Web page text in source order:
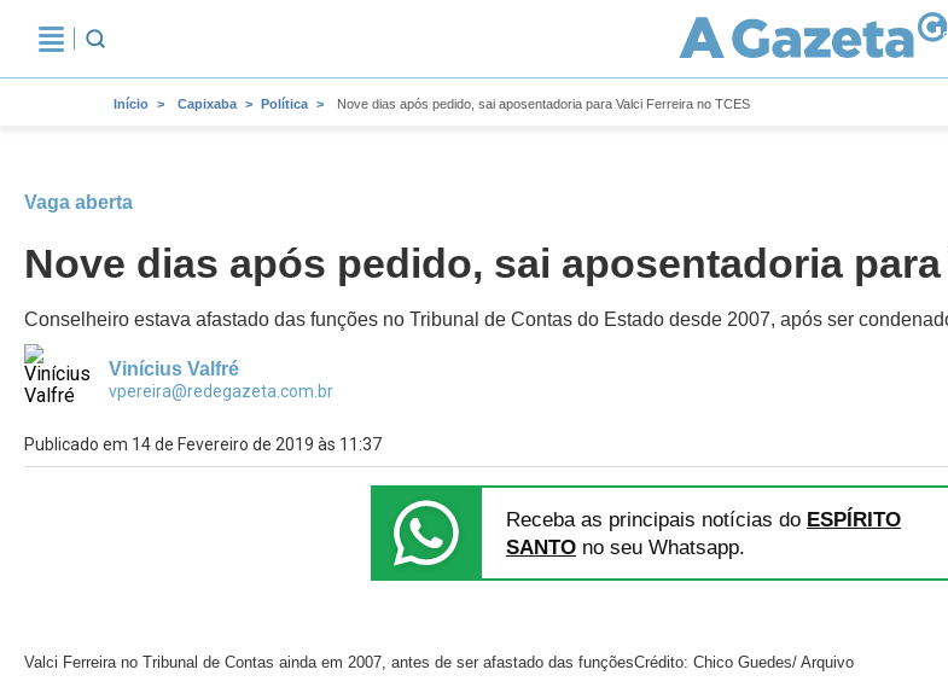
Início Capixaba Política Nove dias após pedido, sai aposentadoria para Valci Ferreira no TCES
Vaga aberta
Nove dias após pedido, sai aposentadoria
Conselheiro estava afastado das funções no Tribunal de Contas do Estado desde 2007, após ser
Vinícius Valfré
vpereira@redegazeta.com.br
Publicado em 14 de Fevereiro de 2019 às 11:37
Receba as principais notícias do ESPÍRITO
SANTO no seu Whatsapp.
Valci Ferreira no Tribunal de Contas ainda em 2007, antes de ser afastado das funçõesCrédito: Chico Guedes/ Arquivo